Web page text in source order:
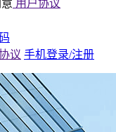
用户协议
议 手机登录/注册